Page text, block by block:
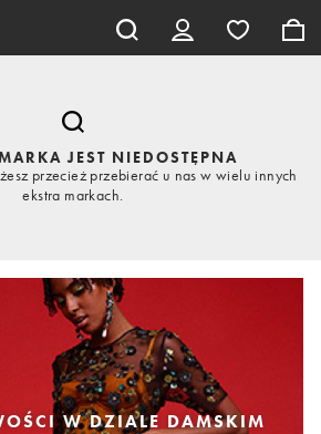
JEST NIEDOSTĘPNA
przecież przebierać u nas w wielu innych
ekstra markach.
W DZIALE DAMSKIM